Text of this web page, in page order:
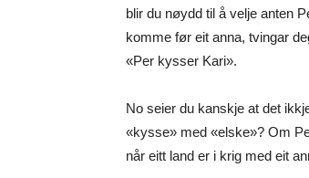
blir du nøydd til å velje anten
komme før eit anna, tvingar
«Per kysser Kari».
No seier du kanskje at det
«kysse» med «elske»? Om
når eitt land er i krig med eit